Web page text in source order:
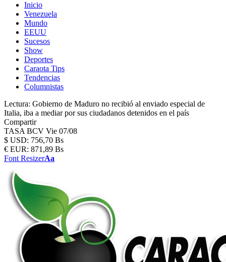
Inicio
Venezuela
Mundo
EEUU
Sucesos
Show
Deportes
Caraota Tips
Tendencias
Columnistas
Lectura: Gobierno de Maduro no recibió al enviado especial de
Italia, iba a mediar por sus ciudadanos detenidos en el país
Compartir
TASA BCV Vie 07/08
$ USD: 756,70 Bs
€ EUR: 871,89 Bs
Font ResizerAa